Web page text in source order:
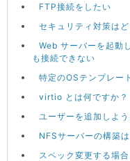
FTP接続をしたい
セキュリティ対策は
Web サーバーを起動
も接続できない
特定のOSテンプレー
virtio とは何ですか？
ユーザーを追加しよ
NFSサーバーの構築
スペック変更する場